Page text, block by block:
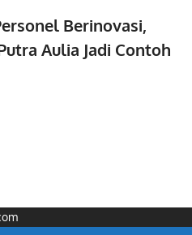
Berinovasi,
Aulia Jadi Contoh